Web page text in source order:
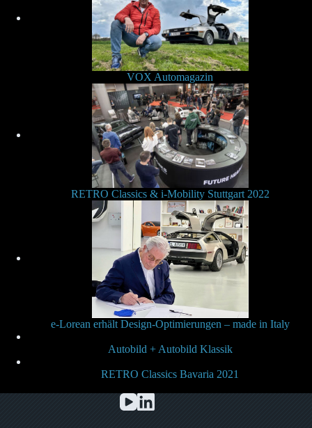
VOX Automagazin
RETRO Classics & i-Mobility Stuttgart 2022
e-Lorean erhält Design-Optimierungen – made in Italy
Autobild + Autobild Klassik
RETRO Classics Bavaria 2021